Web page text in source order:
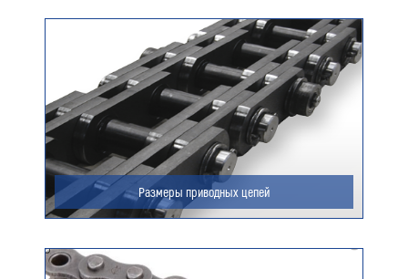
Размеры приводных цепей
Ваш e-mail (обязательно)
Ваше сообщение